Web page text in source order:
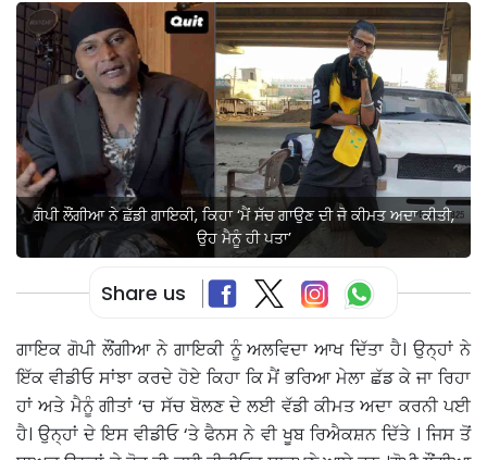
ਗੋਪੀ ਲੌਂਗੀਆ ਨੇ ਛੱਡੀ ਗਾਇਕੀ, ਕਿਹਾ ‘ਮੈਂ ਸੱਚ ਗਾਉਣ ਦੀ ਜੋ ਕੀਮਤ ਅਦਾ ਕੀਤੀ,
ਉਹ ਮੈਨੂੰ ਹੀ ਪਤਾ’
Share us
ਗਾਇਕ ਗੋਪੀ ਲੌਂਗੀਆ ਨੇ ਗਾਇਕੀ ਨੂੰ ਅਲਵਿਦਾ ਆਖ ਦਿੱਤਾ ਹੈ। ਉਨ੍ਹਾਂ ਨੇ
ਇੱਕ ਵੀਡੀਓ ਸਾਂਝਾ ਕਰਦੇ ਹੋਏ ਕਿਹਾ ਕਿ ਮੈਂ ਭਰਿਆ ਮੇਲਾ ਛੱਡ ਕੇ ਜਾ ਰਿਹਾ
ਹਾਂ ਅਤੇ ਮੈਨੂੰ ਗੀਤਾਂ ‘ਚ ਸੱਚ ਬੋਲਣ ਦੇ ਲਈ ਵੱਡੀ ਕੀਮਤ ਅਦਾ ਕਰਨੀ ਪਈ
ਹੈ। ਉਨ੍ਹਾਂ ਦੇ ਇਸ ਵੀਡੀਓ ‘ਤੇ ਫੈਨਸ ਨੇ ਵੀ ਖੂਬ ਰਿਐਕਸ਼ਨ ਦਿੱਤੇ । ਜਿਸ ਤੋਂ